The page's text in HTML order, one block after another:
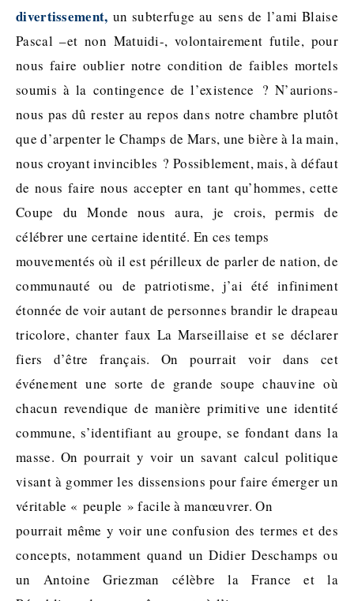
divertissement, un subterfuge au sens de l’ami Blaise
Pascal –et non Matuidi-, volontairement futile, pour
nous faire oublier notre condition de faibles mortels
soumis à la contingence de l’existence ? N’aurions-
nous pas dû rester au repos dans notre chambre plutôt
que d’arpenter le Champs de Mars, une bière à la main,
nous croyant invincibles ? Possiblement, mais, à défaut
de nous faire nous accepter en tant qu’hommes, cette
Coupe du Monde nous aura, je crois, permis de
célébrer une certaine identité. En ces temps
mouvementés où il est périlleux de parler de nation, de
communauté ou de patriotisme, j’ai été infiniment
étonnée de voir autant de personnes brandir le drapeau
tricolore, chanter faux La Marseillaise et se déclarer
fiers d’être français. On pourrait voir dans cet
événement une sorte de grande soupe chauvine où
chacun revendique de manière primitive une identité
commune, s’identifiant au groupe, se fondant dans la
masse. On pourrait y voir un savant calcul politique
visant à gommer les dissensions pour faire émerger un
véritable « peuple » facile à manœuvrer. On
pourrait même y voir une confusion des termes et des
concepts, notamment quand un Didier Deschamps ou
un Antoine Griezman célèbre la France et la